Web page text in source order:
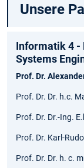
Unsere
Informatik 4 -
Systems
Prof. Dr.
Prof. Dr. Dr. h.c.
Prof. Dr. Dr.-Ing.
Prof. Dr. Karl-
Prof. Dr. Dr. h. c.